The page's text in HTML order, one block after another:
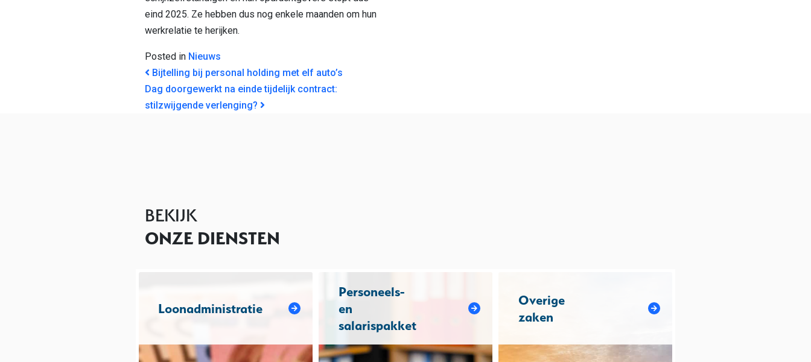
eind 2025. Ze hebben dus nog enkele maanden om hun
werkrelatie te herijken.
Posted in Nieuws
BERICHT NAVIGATIE
Bijtelling bij personal holding met elf auto’s
Dag doorgewerkt na einde tijdelijk contract:
stilzwijgende verlenging?
BEKIJK
ONZE DIENSTEN
Loonadministratie
Personeels-
en
salarispakket
Overige
zaken